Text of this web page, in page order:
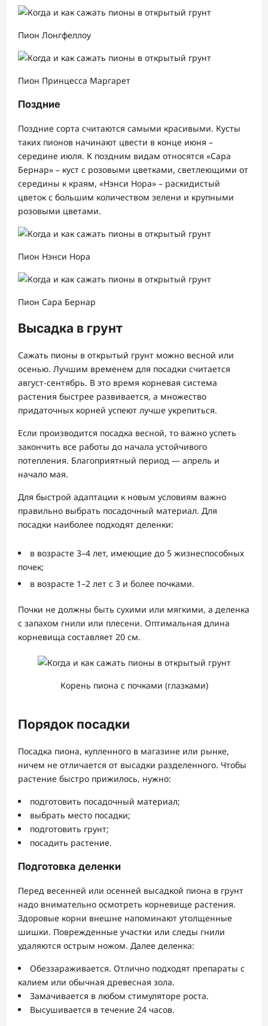
Пион Лонгфеллоу
Пион Принцесса Маргарет
Поздние
Поздние сорта считаются самыми красивыми. Кусты
таких пионов начинают цвести в конце июня –
середине июля. К поздним видам относятся «Сара
Бернар» – куст с розовыми цветками, светлеющими от
середины к краям, «Нэнси Нора» – раскидистый
цветок с большим количеством зелени и крупными
розовыми цветами.
Пион Нэнси Нора
Пион Сара Бернар
Высадка в грунт
Сажать пионы в открытый грунт можно весной или
осенью. Лучшим временем для посадки считается
август-сентябрь. В это время корневая система
растения быстрее развивается, а множество
придаточных корней успеют лучше укрепиться.
Если производится посадка весной, то важно успеть
закончить все работы до начала устойчивого
потепления. Благоприятный период — апрель и
начало мая.
Для быстрой адаптации к новым условиям важно
правильно выбрать посадочный материал. Для
посадки наиболее подходят деленки:
в возрасте 3–4 лет, имеющие до 5 жизнеспособных
почек;
в возрасте 1–2 лет с 3 и более почками.
Почки не должны быть сухими или мягкими, а деленка
с запахом гнили или плесени. Оптимальная длина
корневища составляет 20 см.
Корень пиона с почками (глазками)
Порядок посадки
Посадка пиона, купленного в магазине или рынке,
ничем не отличается от высадки разделенного. Чтобы
растение быстро прижилось, нужно:
подготовить посадочный материал;
выбрать место посадки;
подготовить грунт;
посадить растение.
Подготовка деленки
Перед весенней или осенней высадкой пиона в грунт
надо внимательно осмотреть корневище растения.
Здоровые корни внешне напоминают утолщенные
шишки. Поврежденные участки или следы гнили
удаляются острым ножом. Далее деленка:
Обеззараживается. Отлично подходят препараты с
калием или обычная древесная зола.
Замачивается в любом стимуляторе роста.
Высушивается в течение 24 часов.